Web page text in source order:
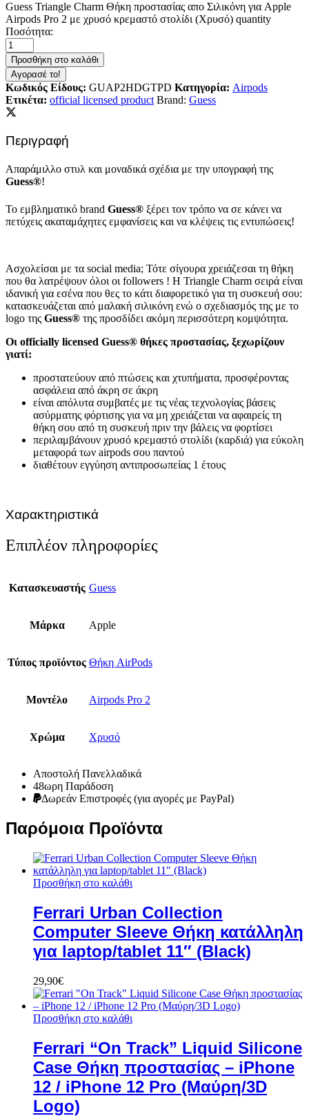
Guess Triangle Charm Θήκη προστασίας απο Σιλικόνη για Apple
Airpods Pro 2 με χρυσό κρεμαστό στολίδι (Χρυσό) quantity
Ποσότητα:
Προσθήκη στο καλάθι
Αγορασέ το!
Κωδικός Είδους: GUAP2HDGTPD Κατηγορία: Airpods
Ετικέτα: official licensed product Brand: Guess
Περιγραφή
Απαράμιλλο στυλ και μοναδικά σχέδια με την υπογραφή της
Guess®!
Το εμβληματικό brand Guess® ξέρει τον τρόπο να σε κάνει να
πετύχεις ακαταμάχητες εμφανίσεις και να κλέψεις τις εντυπώσεις!
Ασχολείσαι με τα social media; Τότε σίγουρα χρειάζεσαι τη θήκη
που θα λατρέψουν όλοι οι followers ! Η Triangle Charm σειρά είναι
ιδανική για εσένα που θες το κάτι διαφορετικό για τη συσκευή σου:
κατασκευάζεται από μαλακή σιλικόνη ενώ ο σχεδιασμός της με το
logo της Guess® της προσδίδει ακόμη περισσότερη κομψότητα.
Οι officially licensed Guess® θήκες προστασίας, ξεχωρίζουν
γιατί:
προστατεύουν από πτώσεις και χτυπήματα, προσφέροντας
ασφάλεια από άκρη σε άκρη
είναι απόλυτα συμβατές με τις νέας τεχνολογίας βάσεις
ασύρματης φόρτισης για να μη χρειάζεται να αφαιρείς τη
θήκη σου από τη συσκευή πριν την βάλεις να φορτίσει
περιλαμβάνουν χρυσό κρεμαστό στολίδι (καρδιά) για εύκολη
μεταφορά των airpods σου παντού
διαθέτουν εγγύηση αντιπροσωπείας 1 έτους
Χαρακτηριστικά
Επιπλέον πληροφορίες
Κατασκευαστής Guess
Μάρκα Apple
Τύπος προϊόντος Θήκη AirPods
Μοντέλο Airpods Pro 2
Χρώμα Χρυσό
Αποστολή Πανελλαδικά
48ωρη Παράδοση
Δωρεάν Eπιστροφές (για αγορές με PayPal)
Παρόμοια Προϊόντα
Προσθήκη στο καλάθι
Ferrari Urban Collection
Computer Sleeve Θήκη κατάλληλη
για laptop/tablet 11″ (Black)
29,90€
Προσθήκη στο καλάθι
Ferrari “On Track” Liquid Silicone
Case Θήκη προστασίας – iPhone
12 / iPhone 12 Pro (Μαύρη/3D
Logo)